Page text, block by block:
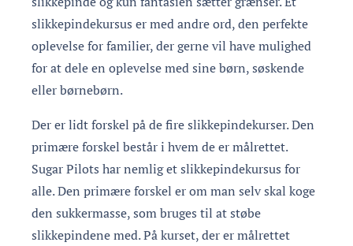
slikkepindekursus er med andre ord, den perfekte
oplevelse for familier, der gerne vil have mulighed
for at dele en oplevelse med sine børn, søskende
eller børnebørn.
Der er lidt forskel på de fire slikkepindekurser. Den
primære forskel består i hvem de er målrettet.
Sugar Pilots har nemlig et slikkepindekursus for
alle. Den primære forskel er om man selv skal koge
den sukkermasse, som bruges til at støbe
slikkepindene med. På kurset, der er målrettet